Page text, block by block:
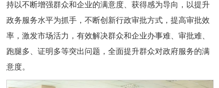
持以不断增强群众和企业的满意度、获得感为导向，以提升
政务服务水平为抓手，不断创新行政审批方式，提高审批效
率，激发市场活力，有效解决群众和企业办事难、审批难、
跑腿多、证明多等突出问题，全面提升群众对政府服务的满
意度。